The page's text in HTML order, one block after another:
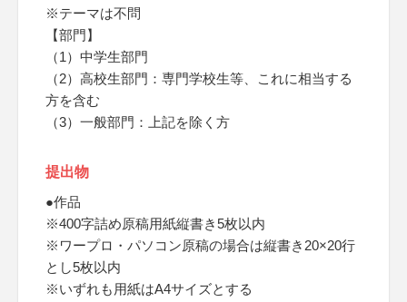
※テーマは不問
【部門】
（1）中学生部門
（2）高校生部門：専門学校生等、これに相当する
方を含む
（3）一般部門：上記を除く方
提出物
●作品
※400字詰め原稿用紙縦書き5枚以内
※ワープロ・パソコン原稿の場合は縦書き20×20行
とし5枚以内
※いずれも用紙はA4サイズとする